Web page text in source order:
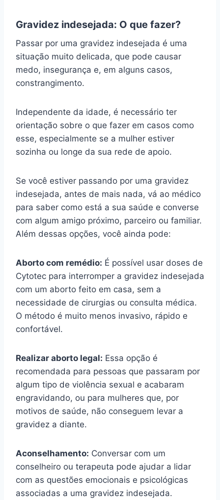
Gravidez indesejada: O que fazer?
Passar por uma gravidez indesejada é uma
situação muito delicada, que pode causar
medo, insegurança e, em alguns casos,
constrangimento.
Independente da idade, é necessário ter
orientação sobre o que fazer em casos como
esse, especialmente se a mulher estiver
sozinha ou longe da sua rede de apoio.
Se você estiver passando por uma gravidez
indesejada, antes de mais nada, vá ao médico
para saber como está a sua saúde e converse
com algum amigo próximo, parceiro ou familiar.
Além dessas opções, você ainda pode:
Aborto com remédio: É possível usar doses de
Cytotec para interromper a gravidez indesejada
com um aborto feito em casa, sem a
necessidade de cirurgias ou consulta médica.
O método é muito menos invasivo, rápido e
confortável.
Realizar aborto legal: Essa opção é
recomendada para pessoas que passaram por
algum tipo de violência sexual e acabaram
engravidando, ou para mulheres que, por
motivos de saúde, não conseguem levar a
gravidez a diante.
Aconselhamento: Conversar com um
conselheiro ou terapeuta pode ajudar a lidar
com as questões emocionais e psicológicas
associadas a uma gravidez indesejada.